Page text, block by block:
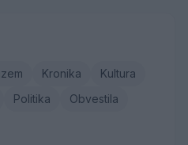
Kronika
Kultura
Politika
Obvestila